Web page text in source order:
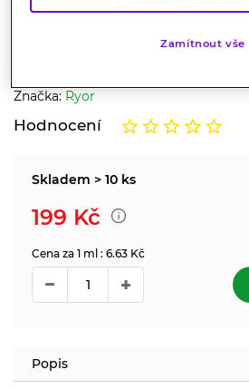
Kosmetika
Intenzivní přípravek s komplexem
Značka: Ryor
Hodnocení
Skladem > 10 ks
199 Kč
Cena za 1 ml : 6.63 Kč
Popis
Zamítnout vše